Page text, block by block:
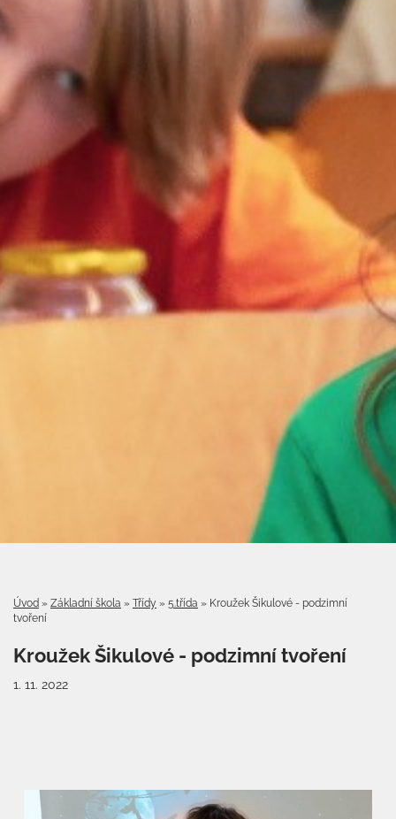
Úvod » Základní škola » Třídy » 5.třída » Kroužek Šikulové - podzimní
tvoření
Kroužek Šikulové - podzimní tvoření
1. 11. 2022